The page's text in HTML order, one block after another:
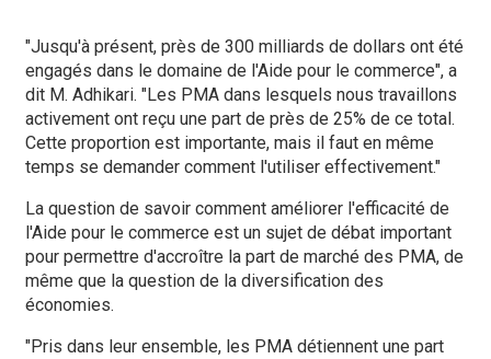
"Jusqu'à présent, près de 300 milliards de dollars ont été
engagés dans le domaine de l'Aide pour le commerce", a
dit M. Adhikari. "Les PMA dans lesquels nous travaillons
activement ont reçu une part de près de 25% de ce total.
Cette proportion est importante, mais il faut en même
temps se demander comment l'utiliser effectivement."
La question de savoir comment améliorer l'efficacité de
l'Aide pour le commerce est un sujet de débat important
pour permettre d'accroître la part de marché des PMA, de
même que la question de la diversification des
économies.
"Pris dans leur ensemble, les PMA détiennent une part